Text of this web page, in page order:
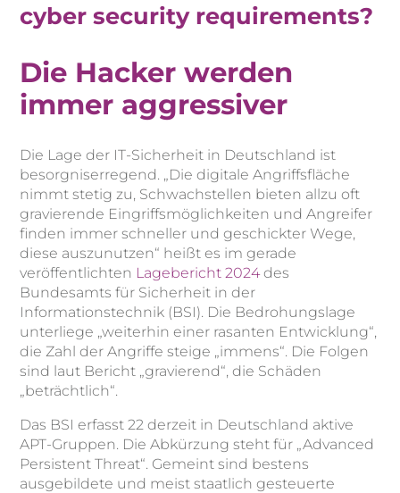
cyber security requirements?
Die Hacker werden
immer aggressiver
Die Lage der IT-Sicherheit in Deutschland ist
besorgniserregend. „Die digitale Angriffsfläche
nimmt stetig zu, Schwachstellen bieten allzu oft
gravierende Eingriffsmöglichkeiten und Angreifer
finden immer schneller und geschickter Wege,
diese auszunutzen“ heißt es im gerade
veröffentlichten Lagebericht 2024des
Bundesamts für Sicherheit in der
Informationstechnik (BSI). Die Bedrohungslage
unterliege „weiterhin einer rasanten Entwicklung“,
die Zahl der Angriffe steige „immens“. Die Folgen
sind laut Bericht „gravierend“, die Schäden
„beträchtlich“.
Das BSI erfasst 22 derzeit in Deutschland aktive
APT-Gruppen. Die Abkürzung steht für „Advanced
Persistent Threat“. Gemeint sind bestens
ausgebildete und meist staatlich gesteuerte